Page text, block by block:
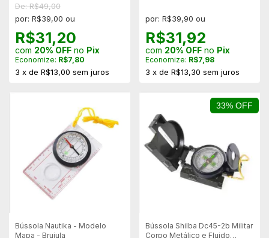
De: R$49,00
por: R$39,00 ou
R$31,20
com 20% OFF no Pix
Economize: R$7,80
3 x de R$13,00 sem juros
por: R$39,90 ou
R$31,92
com 20% OFFno Pix
Economize: R$7,98
3 x de R$13,30 sem juros
Bússola Nautika - Modelo
Mapa - Brujula
33% OFF
Bússola Shilba Dc45-2b Militar
Corpo Metálico e Fluido